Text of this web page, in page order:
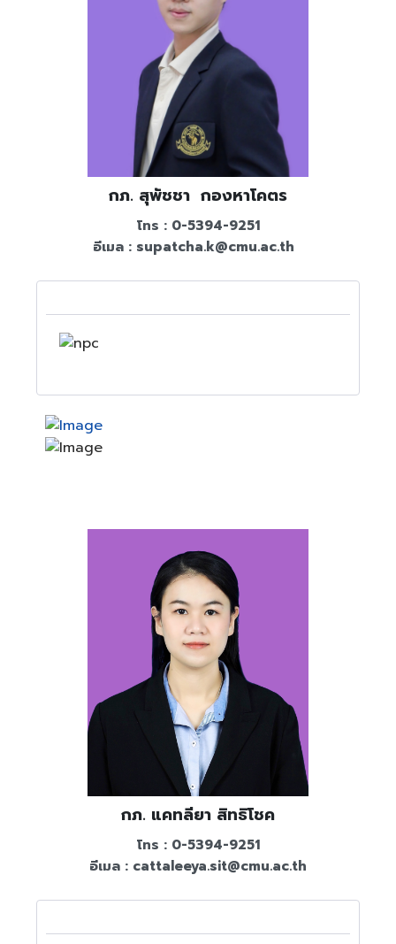
กภ. สุพัชชา กองหาโคตร
โทร : 0-5394-9251
อีเมล : supatcha.k@cmu.ac.th
กภ. แคทลียา สิทธิโชค
โทร : 0-5394-9251
อีเมล : cattaleeya.sit@cmu.ac.th